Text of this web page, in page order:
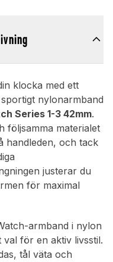
klocka med ett
nylonarmband
Series 1-3 42mm.
följsamma materialet
handleden, och tack
justerar du
för maximal
armband i nylon
för en aktiv livsstil.
tål väta och